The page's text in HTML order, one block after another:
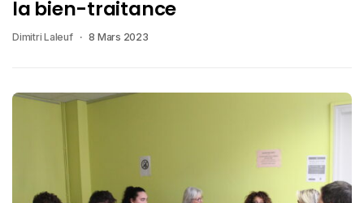
la bien-traitance
Dimitri Laleuf 8 Mars 2023